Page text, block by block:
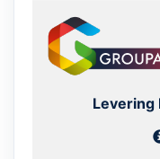
Levering